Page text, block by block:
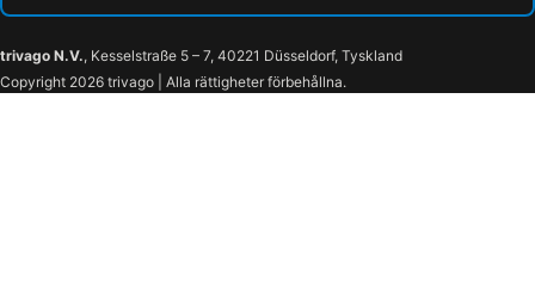
trivago N.V., Kesselstraße 5 – 7, 40221 Düsseldorf, Tyskland
Copyright 2026 trivago | Alla rättigheter förbehållna.